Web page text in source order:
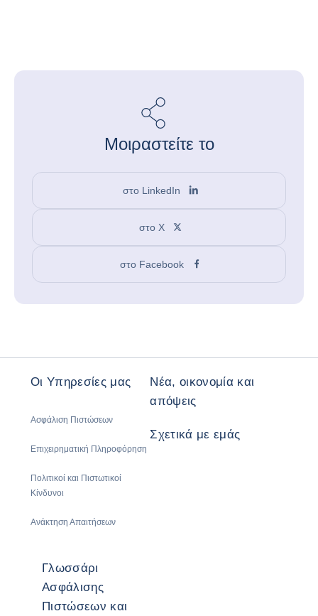
Μοιραστείτε το
στο LinkedIn
στο X
στο Facebook
Οι Υπηρεσίες μας
Ασφάλιση Πιστώσεων
Επιχειρηματική Πληροφόρηση
Πολιτικοί και Πιστωτικοί
Κίνδυνοι
Ανάκτηση Απαιτήσεων
Νέα, οικονομία και
απόψεις
Σχετικά με εμάς
Γλωσσάρι
Ασφάλισης
Πιστώσεων και